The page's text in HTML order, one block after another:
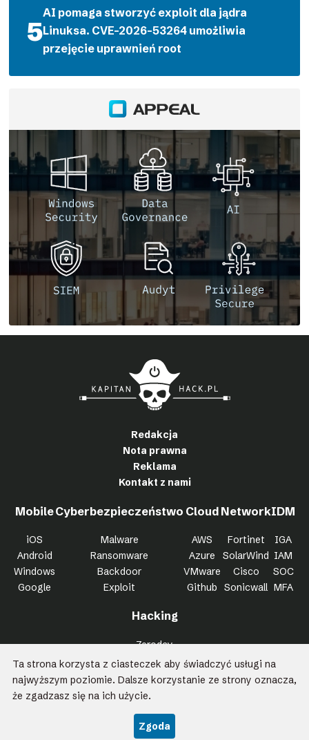
AI pomaga stworzyć exploit dla jądra
Linuksa. CVE-2026-53264 umożliwia
przejęcie uprawnień root
Redakcja
Nota prawna
Reklama
Kontakt z nami
Mobile
iOS
Android
Windows
Google
Cyberbezpieczeństwo
Malware
Ransomware
Backdoor
Exploit
Cloud
AWS
Azure
VMware
Github
Network
Fortinet
SolarWind
Cisco
Sonicwall
IDM
IGA
IAM
SOC
MFA
Hacking
Zeroday
Bypass
Trojan
Killchain
Wszystkie prawa zastrzeżone Kapitan Hack 2026
Ta strona korzysta z ciasteczek aby świadczyć usługi na
najwyższym poziomie. Dalsze korzystanie ze strony oznacza,
że zgadzasz się na ich użycie.
Zgoda